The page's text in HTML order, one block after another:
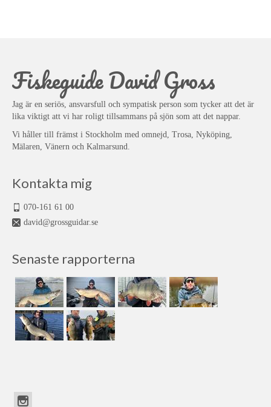
Fiskeguide David Gross
Jag är en seriös, ansvarsfull och sympatisk person som tycker att det är
lika viktigt att vi har roligt tillsammans på sjön som att det nappar.
Vi håller till främst i Stockholm med omnejd, Trosa, Nyköping,
Mälaren, Vänern och Kalmarsund.
Kontakta mig
070-161 61 00
david@grossguidar.se
Senaste rapporterna